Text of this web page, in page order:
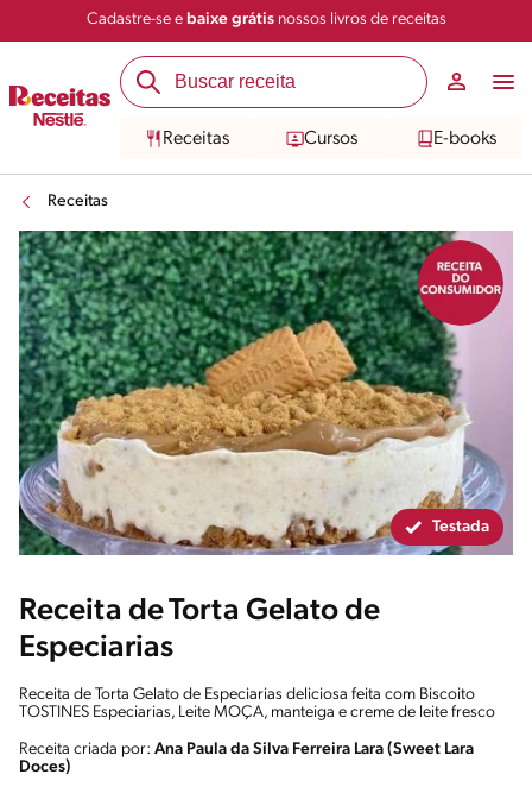
Cadastre-se e baixe grátisnossos livros de receitas
Receitas Cursos E-books
Receitas
Salvar Compartilhar
Testada
Receita de Torta Gelato de
Especiarias
Receita de Torta Gelato de Especiarias deliciosa feita com Biscoito
TOSTINES Especiarias, Leite MOÇA, manteiga e creme de leite fresco
Receita criada por: Ana Paula da Silva Ferreira Lara (Sweet Lara
Doces)